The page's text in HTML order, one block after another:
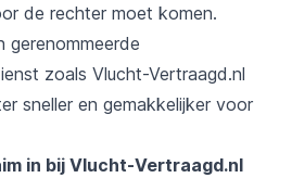
de rechter moet komen.
gerenommeerde
zoals Vlucht-Vertraagd.nl
sneller en gemakkelijker voor
in bij Vlucht-Vertraagd.nl